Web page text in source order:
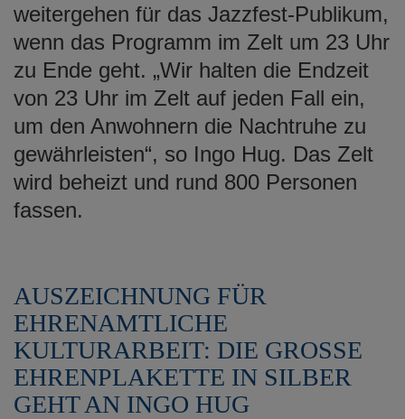
weitergehen für das Jazzfest-Publikum,
wenn das Programm im Zelt um 23 Uhr
zu Ende geht. „Wir halten die Endzeit
von 23 Uhr im Zelt auf jeden Fall ein,
um den Anwohnern die Nachtruhe zu
gewährleisten“, so Ingo Hug. Das Zelt
wird beheizt und rund 800 Personen
fassen.
AUSZEICHNUNG FÜR
EHRENAMTLICHE
KULTURARBEIT: DIE GROSSE
EHRENPLAKETTE IN SILBER
GEHT AN INGO HUG